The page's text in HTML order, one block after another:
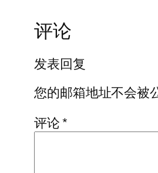
评论
发表回复
您的邮箱地址不会被
评论*